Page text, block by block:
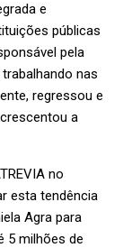
e
públicas
pela
nas
regressou e
a
no
esta tendência
Agra para
5 milhões de